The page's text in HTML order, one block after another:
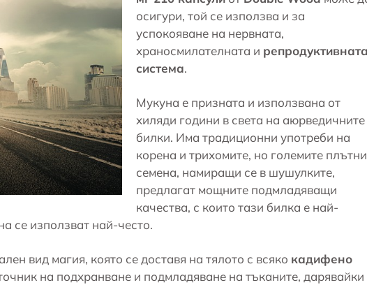
осигури, той се използва и за
успокояване на нервната,
храносмилателната и
система.
Мукуна е призната и използвана от
хиляди години в света на аюрведичните
билки. Има традиционни употреби на
корена и трихомите, но големите плътни
семена, намиращи се в шушулките,
предлагат мощните подмладяващи
качества, с които тази билка е най-
се използват най-често.
вид магия, която се доставя на тялото с всяко кадифено
на подхранване и подмладяване на тъканите, дарявайки